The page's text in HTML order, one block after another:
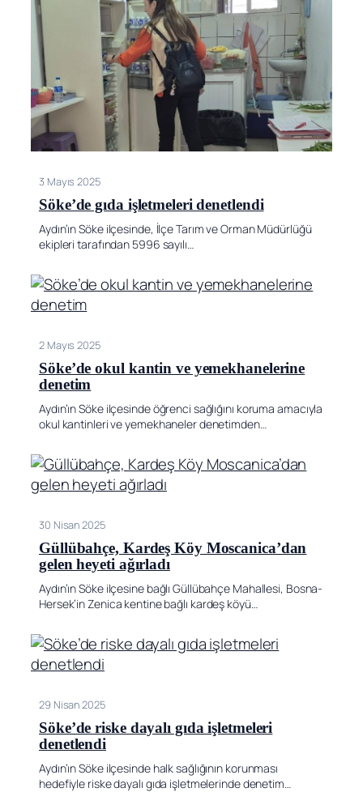
3 Mayıs 2025
Söke’de gıda işletmeleri denetlendi
Aydın’ın Söke ilçesinde, İlçe Tarım ve Orman Müdürlüğü
ekipleri tarafından 5996 sayılı…
2 Mayıs 2025
Söke’de okul kantin ve yemekhanelerine
denetim
Aydın’ın Söke ilçesinde öğrenci sağlığını koruma amacıyla
okul kantinleri ve yemekhaneler denetimden…
30 Nisan 2025
Güllübahçe, Kardeş Köy Moscanica’dan
gelen heyeti ağırladı
Aydın’ın Söke ilçesine bağlı Güllübahçe Mahallesi, Bosna-
Hersek’in Zenica kentine bağlı kardeş köyü…
29 Nisan 2025
Söke’de riske dayalı gıda işletmeleri
denetlendi
Aydın’ın Söke ilçesinde halk sağlığının korunması
hedefiyle riske dayalı gıda işletmelerinde denetim…